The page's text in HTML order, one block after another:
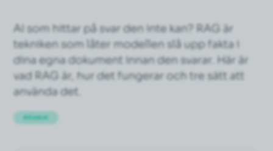
AI som hittar på svar den inte kan? RAG är
tekniken som låter modellen slå upp fakta i
dina egna dokument innan den svarar. Här är
vad RAG är, hur det fungerar och tre sätt att
använda det.
Allmänt